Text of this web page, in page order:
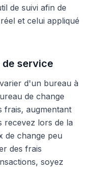
de suivi afin de
et celui appliqué
service
d'un bureau à
de change
frais, augmentant
recevez lors de la
de change peu
des frais
soyez